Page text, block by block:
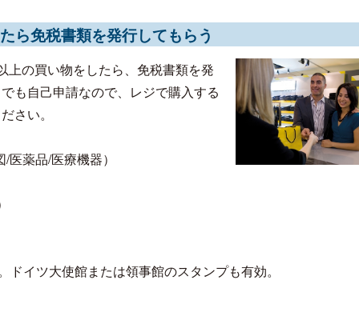
ら免税書類を発行してもらう
上の買い物をしたら、免税書類を発
も自己申請なので、レジで購入する
さい。
薬品/医療機器）
イツ大使館または領事館のスタンプも有効。